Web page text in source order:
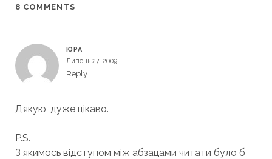
8 COMMENTS
ЮРА
Липень 27, 2009
Reply
Дякую, дуже цікаво.
P.S.
З якимось відступом між абзацами читати було б